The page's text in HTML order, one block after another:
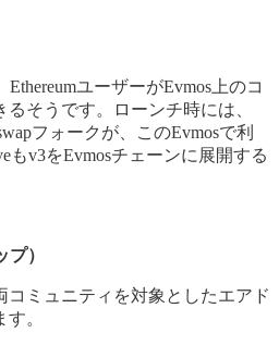
ユーザーがEvmos上のコ
そうです。ローンチ時には、
フォークが、このEvmosで利
もv3をEvmosチェーンに展開する
）
コミュニティを対象としたエアド
。